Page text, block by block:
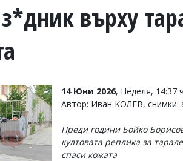
върху
14 Юни 2026, Неделя, 14:37
Автор: Иван КОЛЕВ, снимки:
Преди години Бойко
култовата реплика за
спаси кожата